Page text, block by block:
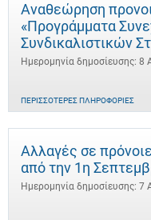
Αναθεώρηση
«Προγράμματα
Συνδικαλιστικών
Ημερομηνία δημοσίευσης: 8
ΠΕΡΙΣΣΌΤΕΡΕΣ ΠΛΗΡΟΦΟΡΊΕΣ
Αλλαγές σε
από την 1η
Ημερομηνία δημοσίευσης: 7